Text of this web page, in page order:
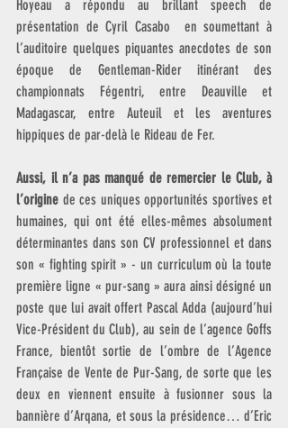
Hoyeau a répondu au brillant speech de
présentation de Cyril Casabo  en soumettant à
l’auditoire quelques piquantes anecdotes de son
époque de Gentleman-Rider itinérant des
championnats Fégentri, entre Deauville et
Madagascar, entre Auteuil et les aventures
hippiques de par-delà le Rideau de Fer.
Aussi, il n’a pas manqué de remercier le Club, à
l’origine de ces uniques opportunités sportives et
humaines, qui ont été elles-mêmes absolument
déterminantes dans son CV professionnel et dans
son « fighting spirit » - un curriculum où la toute
première ligne « pur-sang » aura ainsi désigné un
poste que lui avait offert Pascal Adda (aujourd’hui
Vice-Président du Club), au sein de l’agence Goffs
France, bientôt sortie de l’ombre de l’Agence
Française de Vente de Pur-Sang, de sorte que les
deux en viennent ensuite à fusionner sous la
bannière d’Arqana, et sous la présidence… d’Eric